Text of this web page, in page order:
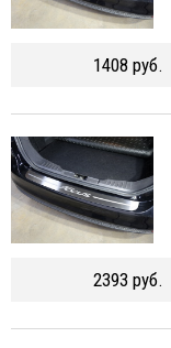
1408 руб.
2393 руб.